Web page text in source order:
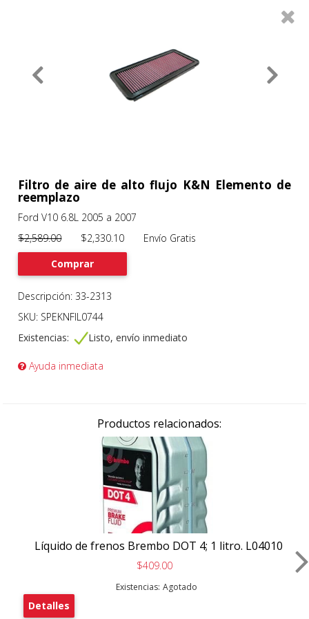
0
Previous
Filtro de aire de alto flujo K&N Elemento de
reemplazo
Ford V10 6.8L 2005 a 2007
$2,589.00$2,330.10 Envío Gratis
Comprar
Descripción: 33-2313
SKU: SPEKNFIL0744
Existencias:
Listo, envío inmediato
Ayuda inmediata
Productos relacionados:
Líquido de frenos Brembo DOT 4; 1 litro. L04010
$409.00
Existencias: Agotado
Detalles